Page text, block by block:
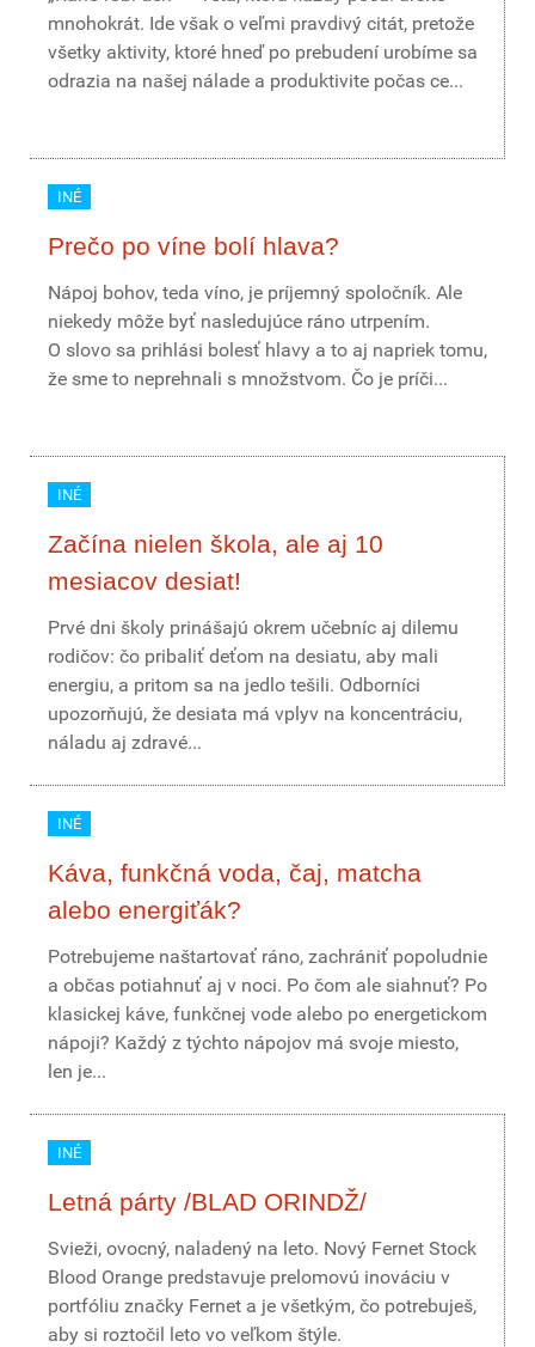
mnohokrát. Ide však o veľmi pravdivý citát, pretože
všetky aktivity, ktoré hneď po prebudení urobíme sa
odrazia na našej nálade a produktivite počas ce...
INÉ
Prečo po víne bolí hlava?
Nápoj bohov, teda víno, je príjemný spoločník. Ale
niekedy môže byť nasledujúce ráno utrpením.
O slovo sa prihlási bolesť hlavy a to aj napriek tomu,
že sme to neprehnali s množstvom. Čo je príči...
INÉ
Začína nielen škola, ale aj 10
mesiacov desiat!
Prvé dni školy prinášajú okrem učebníc aj dilemu
rodičov: čo pribaliť deťom na desiatu, aby mali
energiu, a pritom sa na jedlo tešili. Odborníci
upozorňujú, že desiata má vplyv na koncentráciu,
náladu aj zdravé...
INÉ
Káva, funkčná voda, čaj, matcha
alebo energiťák?
Potrebujeme naštartovať ráno, zachrániť popoludnie
a občas potiahnuť aj v noci. Po čom ale siahnuť? Po
klasickej káve, funkčnej vode alebo po energetickom
nápoji? Každý z týchto nápojov má svoje miesto,
len je...
INÉ
Letná párty /BLAD ORINDŽ/
Svieži, ovocný, naladený na leto. Nový Fernet Stock
Blood Orange predstavuje prelomovú inováciu v
portfóliu značky Fernet a je všetkým, čo potrebuješ,
aby si roztočil leto vo veľkom štýle.